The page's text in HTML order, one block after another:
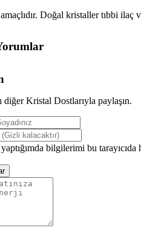
Doğal kristaller tıbbi ilaç
diğer Kristal Dostlarıyla paylaşın.
bilgilerimi bu tarayıcıda